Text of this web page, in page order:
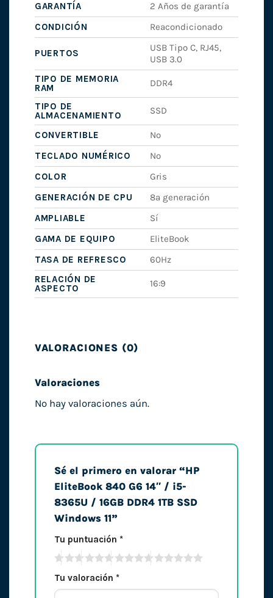
GARANTÍA
2 Años de garantía
CONDICIÓN
Reacondicionado
PUERTOS
USB Tipo C, RJ45,
USB 3.0
TIPO DE MEMORIA
RAM
DDR4
TIPO DE
ALMACENAMIENTO
SSD
CONVERTIBLE
No
TECLADO NUMÉRICO
No
COLOR
Gris
GENERACIÓN DE CPU
8ª generación
AMPLIABLE
Sí
GAMA DE EQUIPO
EliteBook
TASA DE REFRESCO
60Hz
RELACIÓN DE
ASPECTO
16:9
VALORACIONES (0)
Valoraciones
No hay valoraciones aún.
Sé el primero en valorar “HP
EliteBook 840 G6 14″ / i5-
8365U / 16GB DDR4 1TB SSD
Windows 11”
Tu puntuación *
Tu valoración *